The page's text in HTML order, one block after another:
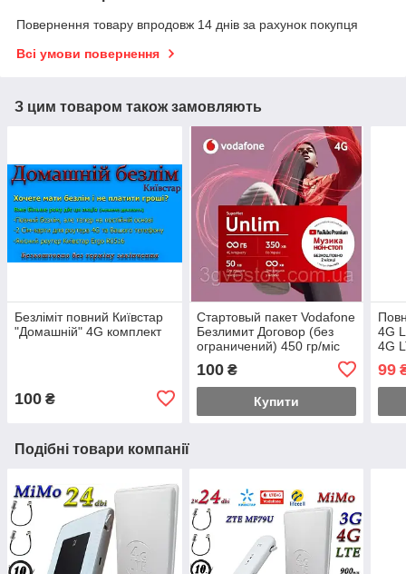
Повернення товару впродовж 14 днів за рахунок покупця
Всі умови повернення
З цим товаром також замовляють
Безліміт повний Київстар
"Домашній" 4G комплект
100 ₴
Стартовый пакет Vodafone
Безлимит Договор (без
ограничений) 450 гр/міс
100₴
Купити
4G
4G
99
Подібні товари компанії